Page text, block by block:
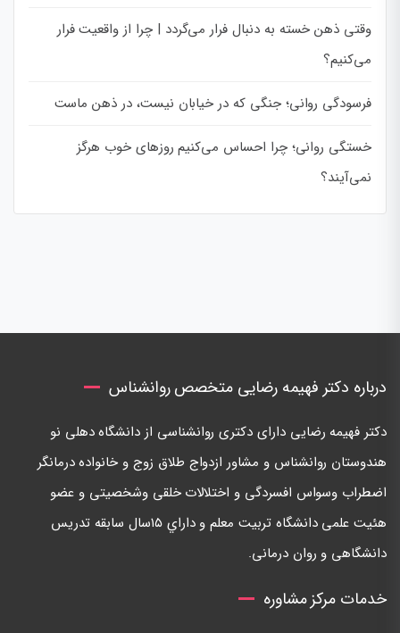
وقتی ذهن خسته به دنبال فرار می‌گردد | چرا از واقعیت فرار
می‌کنیم؟
فرسودگی روانی؛ جنگی که در خیابان نیست، در ذهن ماست
خستگی روانی؛ چرا احساس می‌کنیم روزهای خوب هرگز
نمی‌آیند؟
درباره دکتر فهیمه رضایی متخصص روانشناس
دكتر فهيمه رضايی دارای دكتری روانشناسی از دانشگاه دهلی نو
هندوستان روانشناس و مشاور ازدواج طلاق زوج و خانواده درمانگر
اضطراب وسواس افسردگی و اختلالات خلقی وشخصيتی و عضو
هئيت علمی دانشگاه تربيت معلم و داراي ١٥سال سابقه تدريس
دانشگاهی و روان درمانی.
خدمات مرکز مشاوره